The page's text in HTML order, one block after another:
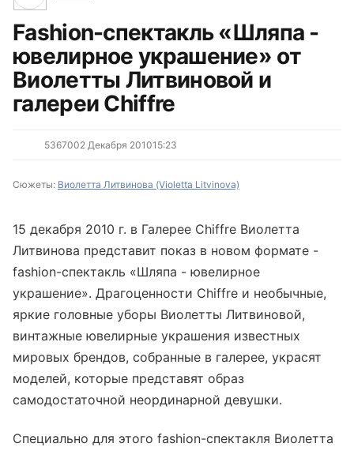
Fashion-спектакль «Шляпа -
ювелирное украшение» от
Виолетты Литвиновой и
галереи Chiffre
5367002 Декабря 201015:23
Сюжеты: Виолетта Литвинова (Violetta Litvinova)
15 декабря 2010 г. в Галерее Chiffre Виолетта
Литвинова представит показ в новом формате -
fashion-спектакль «Шляпа - ювелирное
украшение». Драгоценности Chiffre и необычные,
яркие головные уборы Виолетты Литвиновой,
винтажные ювелирные украшения известных
мировых брендов, собранные в галерее, украсят
моделей, которые представят образ
самодостаточной неординарной девушки.
Специально для этого fashion-спектакля Виолетта